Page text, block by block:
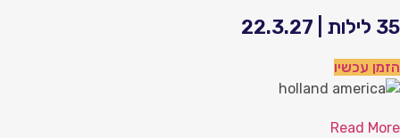
| 22.3.27
עכשיו
Read